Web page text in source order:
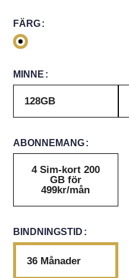
FÄRG
MINNE
128GB
ABONNEMANG
4 Sim-kort 200
GB för
499kr/mån
BINDNINGSTID
36 Månader